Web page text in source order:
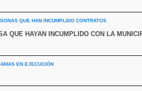
QUE HAN INCUMPLIDO CONTRATOS
QUE HAYAN INCUMPLIDO CON LA
EN EJECUCIÓN